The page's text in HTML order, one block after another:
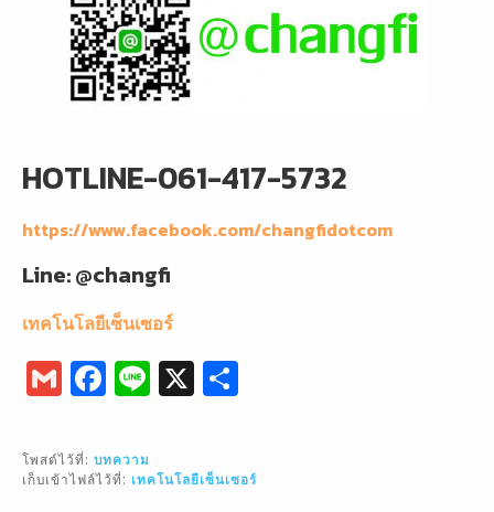
HOTLINE-061-417-5732
https://www.facebook.com/changfidotcom
Line: @changfi
เทคโนโลยีเซ็นเซอร์
G
m
ai
l
F
a
c
e
Li
n
X
e
โพสต์ไว้ที่: บทความ
เก็บเข้าไฟล์ไว้ที่: เทคโนโลยีเซ็นเซอร์